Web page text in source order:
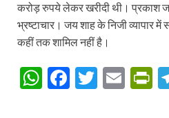
करोड़ रुपये लेकर खरीदी थी। प्रकाश
भ्रष्टाचार। जय शाह के निजी व्यापार में
कहीं तक शामिल नहीं है।
W F
T
E
P